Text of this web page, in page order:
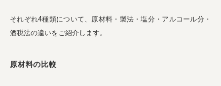
それぞれ4種類について、原材料・製法・塩分・アルコール分・
酒税法の違いをご紹介します。
原材料の比較